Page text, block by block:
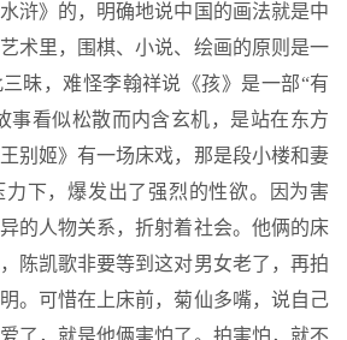
浒》的，明确地说中国的画法就是中
术里，围棋、小说、绘画的原则是一
昧，难怪李翰祥说《孩》是一部“有
事看似松散而内含玄机，是站在东方
别姬》有一场床戏，那是段小楼和妻
下，爆发出了强烈的性欲。因为害
的人物关系，折射着社会。他俩的床
陈凯歌非要等到这对男女老了，再拍
。可惜在上床前，菊仙多嘴，说自己
了，就是他俩害怕了。拍害怕，就不